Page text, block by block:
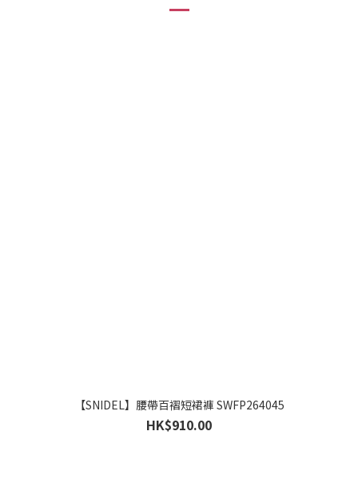
【SNIDEL】腰帶百褶短裙褲 SWFP264045
HK$910.00